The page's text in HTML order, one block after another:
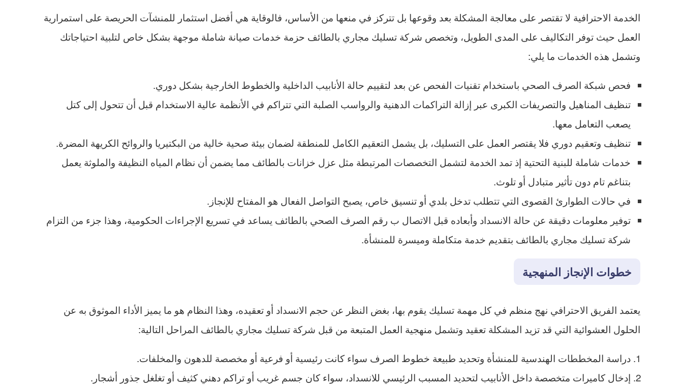
الخدمة الاحترافية لا تقتصر على معالجة المشكلة بعد وقوعها بل تتركز في منعها من الأساس، فالوقاية هي أفضل استثمار للمنشآت الحريصة على استمرارية
العمل حيث توفر التكاليف على المدى الطويل، وتخصص شركة تسليك مجاري بالطائف حزمة خدمات صيانة شاملة موجهة بشكل خاص لتلبية احتياجاتك
وتشمل هذه الخدمات ما يلي:
فحص شبكة الصرف الصحي باستخدام تقنيات الفحص عن بعد لتقييم حالة الأنابيب الداخلية والخطوط الخارجية بشكل دوري.
تنظيف المناهيل والتصريفات الكبرى عبر إزالة التراكمات الدهنية والرواسب الصلبة التي تتراكم في الأنظمة عالية الاستخدام قبل أن تتحول إلى كتل
يصعب التعامل معها.
تنظيف وتعقيم دوري فلا يقتصر العمل على التسليك، بل يشمل التعقيم الكامل للمنطقة لضمان بيئة صحية خالية من البكتيريا والروائح الكريهة المضرة.
خدمات شاملة للبنية التحتية إذ تمد الخدمة لتشمل التخصصات المرتبطة مثل عزل خزانات بالطائف مما يضمن أن نظام المياه النظيفة والملوثة يعمل
بتناغم تام دون تأثير متبادل أو تلوث.
في حالات الطوارئ القصوى التي تتطلب تدخل بلدي أو تنسيق خاص، يصبح التواصل الفعال هو المفتاح للإنجاز.
توفير معلومات دقيقة عن حالة الانسداد وأبعاده قبل الاتصال ب رقم الصرف الصحي بالطائف يساعد في تسريع الإجراءات الحكومية، وهذا جزء من التزام
شركة تسليك مجاري بالطائف بتقديم خدمة متكاملة وميسرة للمنشأة.
خطوات الإنجاز المنهجية
يعتمد الفريق الاحترافي نهج منظم في كل مهمة تسليك يقوم بها، بغض النظر عن حجم الانسداد أو تعقيده، وهذا النظام هو ما يميز الأداء الموثوق به عن
الحلول العشوائية التي قد تزيد المشكلة تعقيد وتشمل منهجية العمل المتبعة من قبل شركة تسليك مجاري بالطائف المراحل التالية:
دراسة المخططات الهندسية للمنشأة وتحديد طبيعة خطوط الصرف سواء كانت رئيسية أو فرعية أو مخصصة للدهون والمخلفات.
إدخال كاميرات متخصصة داخل الأنابيب لتحديد المسبب الرئيسي للانسداد، سواء كان جسم غريب أو تراكم دهني كثيف أو تغلغل جذور أشجار.